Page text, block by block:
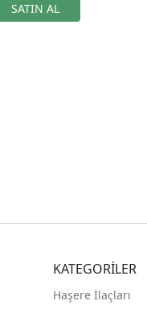
KATEGORİLER
Haşere İlaçları